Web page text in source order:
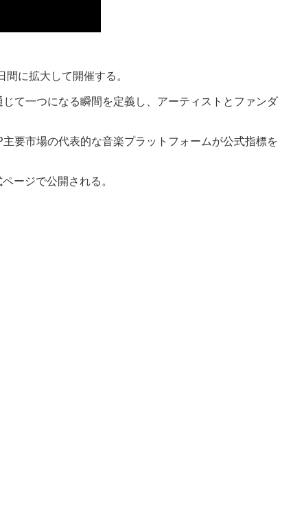
に拡大して開催する。
て一つになる瞬間を定義し、アーティストとファンダ
要市場の代表的な音楽プラットフォームが公式指標を
ージで公開される。